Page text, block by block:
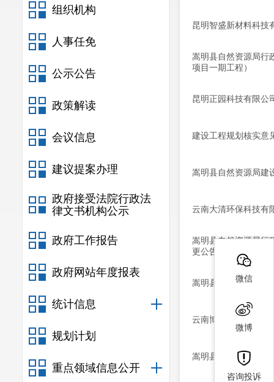
组织机构
人事任免
公示公告
政策解读
会议信息
建议提案办理
政府接受法院行政法
律文书机构公示
政府工作报告
政府网站年度报表
统计信息
规划计划
重点领域信息公开
昆明智盛新材料科技
嵩明县自然资源局行
项目一期工程）
昆明正园科技有限公
建设工程规划核实
嵩明县自然资源局建
云南大清环保科技
嵩明县自然资源局行
更公告）
嵩明县自然资源局行
云南博耀科技有限公
嵩明县自然资源局行
微信
微博
咨询投诉